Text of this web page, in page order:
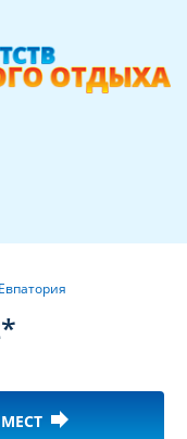
Евпатория
forward